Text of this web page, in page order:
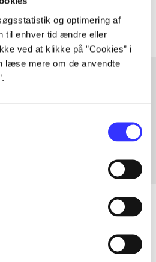
og optimering af
til enhver tid ændre eller
ved at klikke på ”Cookies” i
læse mere om de anvendte